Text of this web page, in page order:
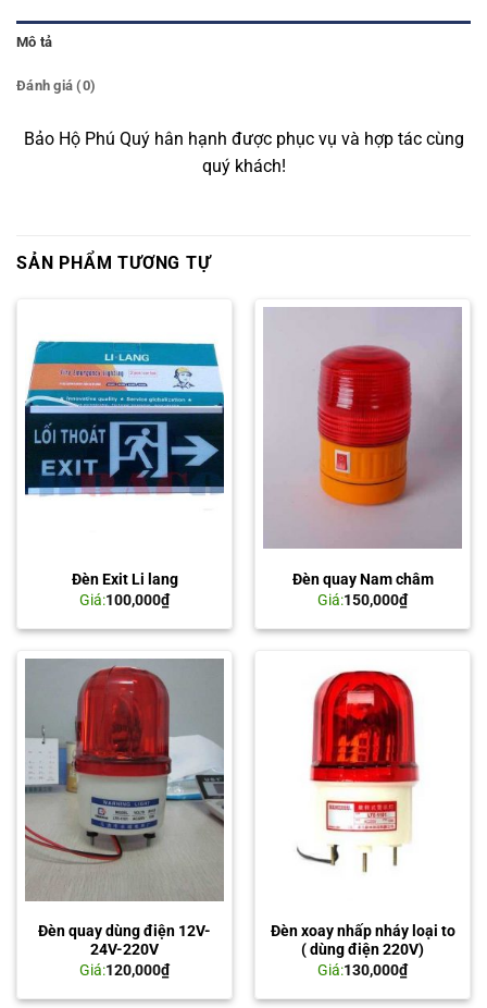
Mô tả
Đánh giá (0)
Bảo Hộ Phú Quý hân hạnh được phục vụ và hợp tác cùng
quý khách!
SẢN PHẨM TƯƠNG TỰ
Đèn Exit Li lang
Giá:100,000₫
Đèn quay Nam châm
Giá:150,000₫
Đèn quay dùng điện 12V-
24V-220V
Giá:120,000₫
Đèn xoay nhấp nháy loại to
( dùng điện 220V)
Giá:130,000₫